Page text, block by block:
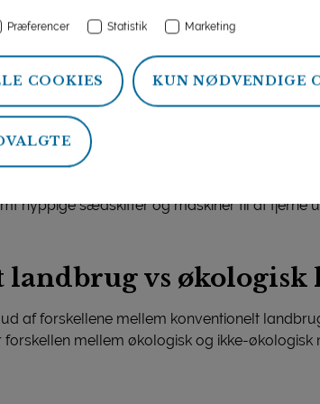
Præferencer Statistik Marketing
COOKIES KUN NØDVENDIGE
(dvs. kobørste) i alle staldafsnit og på
med medicin, så må mælk og kød ikke sælges
behandlet med samme medicin. Det skal
evt. efterbehandling.
antibiotika til kvæg, gældende pr.
og sprøjtemidler på
hyppige sædskifter og maskiner til at fjerne
landbrug vs økologisk
af forskellene mellem konventionelt
forskellen mellem økologisk og ikke-